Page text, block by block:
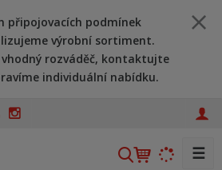
připojovacích podmínek
výrobní sortiment.
rozváděč, kontaktujte
individuální nabídku.
V
☰